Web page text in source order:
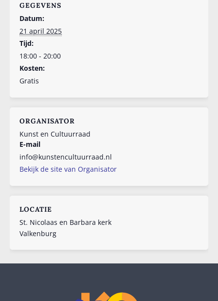
GEGEVENS
Datum:
21 april 2025
Tijd:
18:00 - 20:00
Kosten:
Gratis
LOCATIE
St. Nicolaas en Barbara kerk
Valkenburg
ORGANISATOR
Kunst en Cultuurraad
E-mail
info@kunstencultuurraad.nl
Bekijk de site van Organisator